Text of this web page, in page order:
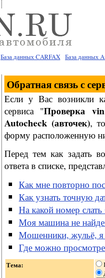
База данных CARFAX База данных
Обратная связь с
Если у Вас возникли
сервиса "Проверка
Autocheck (авточек),
форму расположенную
Перед тем как задать
ответа в списке,
Как мне повторно
Как узнать точную
На какой номер
Моя машина не
Мошенники, жульё, я
Где можно
Тема: